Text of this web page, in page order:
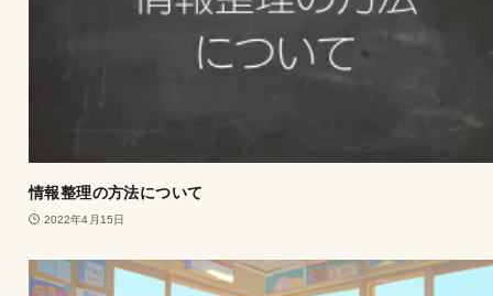
情報整理の方法について
2022年4月15日